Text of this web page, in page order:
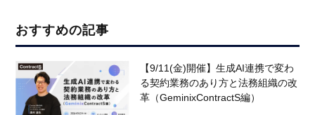
おすすめの記事
【9/11(金)開催】生成AI連携で変わ
る契約業務のあり方と法務組織の改
革（GeminixContractS編）